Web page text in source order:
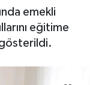
emekli
eğitime